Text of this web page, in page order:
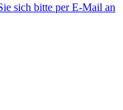
sich bitte per E-Mail an